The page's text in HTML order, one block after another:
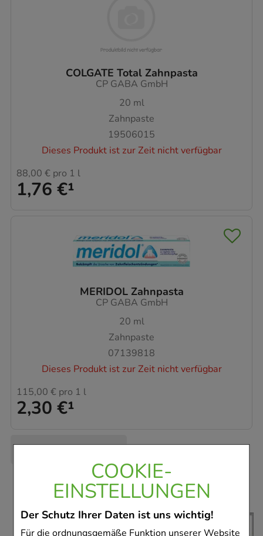
COOKIE-
EINSTELLUNGEN
Der Schutz Ihrer Daten ist uns wichtig!
Für die ordnungsgemäße Funktion unserer Website
COLGATE Total Zahnpasta
CP GABA GmbH
20 ml
Zahnpaste
19506015
Dieses Produkt ist zur Zeit nicht verfügbar
1,76 €¹
88,00 € pro 1 l
MERIDOL Zahnpasta
CP GABA GmbH
20 ml
Zahnpaste
07139818
Dieses Produkt ist zur Zeit nicht verfügbar
2,30 €¹
115,00 € pro 1 l